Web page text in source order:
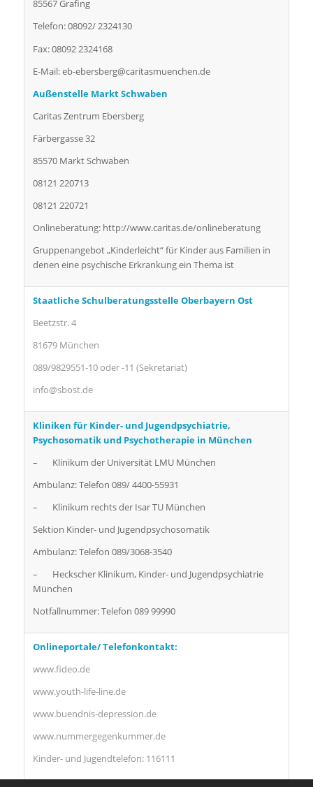
85567 Grafing
Telefon: 08092/ 2324130
Fax: 08092 2324168
E-Mail: eb-ebersberg@caritasmuenchen.de
Außenstelle Markt Schwaben
Caritas Zentrum Ebersberg
Färbergasse 32
85570 Markt Schwaben
08121 220713
08121 220721
Onlineberatung: http://www.caritas.de/onlineberatung
Gruppenangebot „Kinderleicht“ für Kinder aus Familien in
denen eine psychische Erkrankung ein Thema ist
Staatliche Schulberatungsstelle Oberbayern Ost
Beetzstr. 4
81679 München
089/9829551-10 oder -11 (Sekretariat)
info@sbost.de
Kliniken für Kinder- und Jugendpsychiatrie,
Psychosomatik und Psychotherapie in München
– Klinikum der Universität LMU München
Ambulanz: Telefon 089/ 4400-55931
– Klinikum rechts der Isar TU München
Sektion Kinder- und Jugendpsychosomatik
Ambulanz: Telefon 089/3068-3540
– Heckscher Klinikum, Kinder- und Jugendpsychiatrie
München
Notfallnummer: Telefon 089 99990
Onlineportale/ Telefonkontakt:
www.fideo.de
www.youth-life-line.de
www.buendnis-depression.de
www.nummergegenkummer.de
Kinder- und Jugendtelefon: 116111